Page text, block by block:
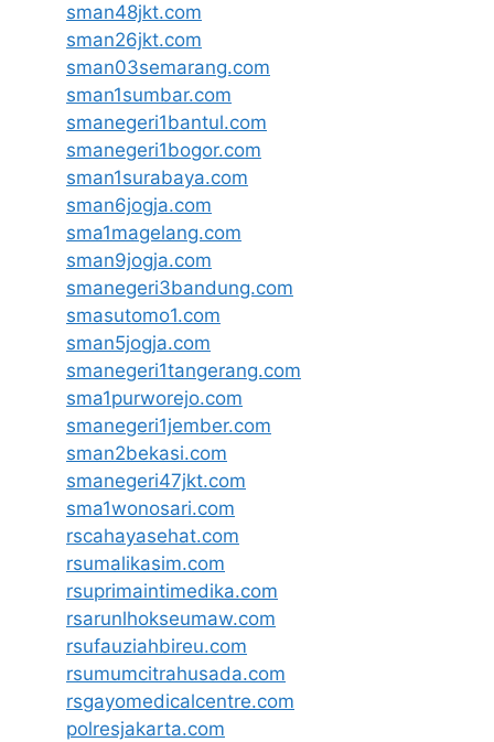
sman48jkt.com
sman26jkt.com
sman03semarang.com
sman1sumbar.com
smanegeri1bantul.com
smanegeri1bogor.com
sman1surabaya.com
sman6jogja.com
sma1magelang.com
sman9jogja.com
smanegeri3bandung.com
smasutomo1.com
sman5jogja.com
smanegeri1tangerang.com
sma1purworejo.com
smanegeri1jember.com
sman2bekasi.com
smanegeri47jkt.com
sma1wonosari.com
rscahayasehat.com
rsumalikasim.com
rsuprimaintimedika.com
rsarunlhokseumaw.com
rsufauziahbireu.com
rsumumcitrahusada.com
rsgayomedicalcentre.com
polresjakarta.com